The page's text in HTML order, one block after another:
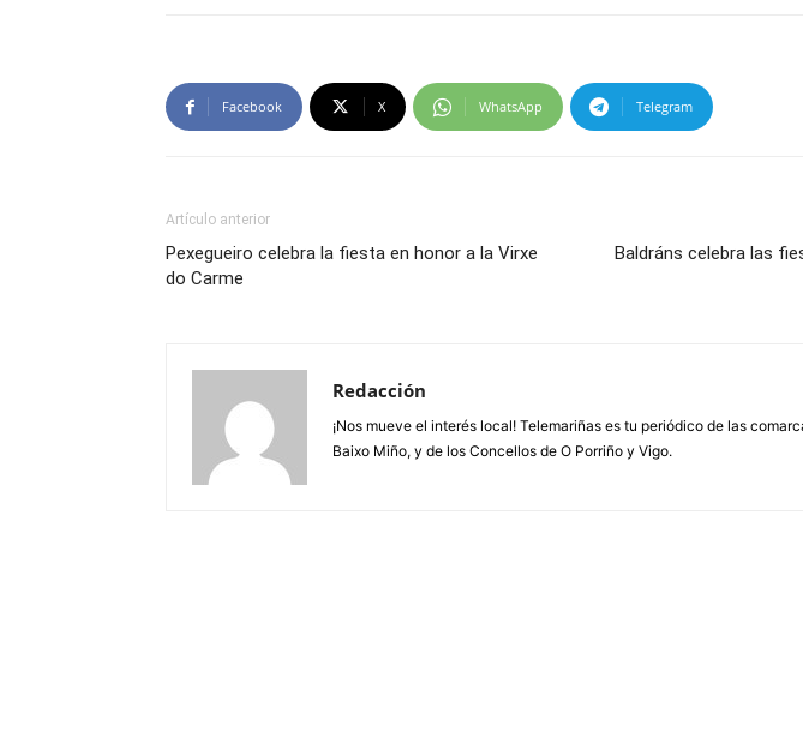
Facebook X WhatsApp Telegram
Artículo anterior
Pexegueiro celebra la fiesta en honor a la Virxe
do Carme
Baldráns celebra las
Redacción
¡Nos mueve el interés local! Telemariñas es tu periódico de las
Baixo Miño, y de los Concellos de O Porriño y Vigo.